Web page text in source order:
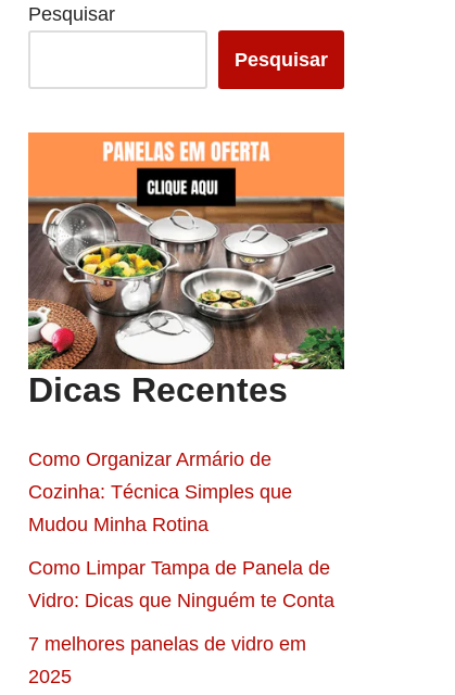
Pesquisar
Pesquisar
Dicas Recentes
Como Organizar Armário de
Cozinha: Técnica Simples que
Mudou Minha Rotina
Como Limpar Tampa de Panela de
Vidro: Dicas que Ninguém te Conta
7 melhores panelas de vidro em
2025